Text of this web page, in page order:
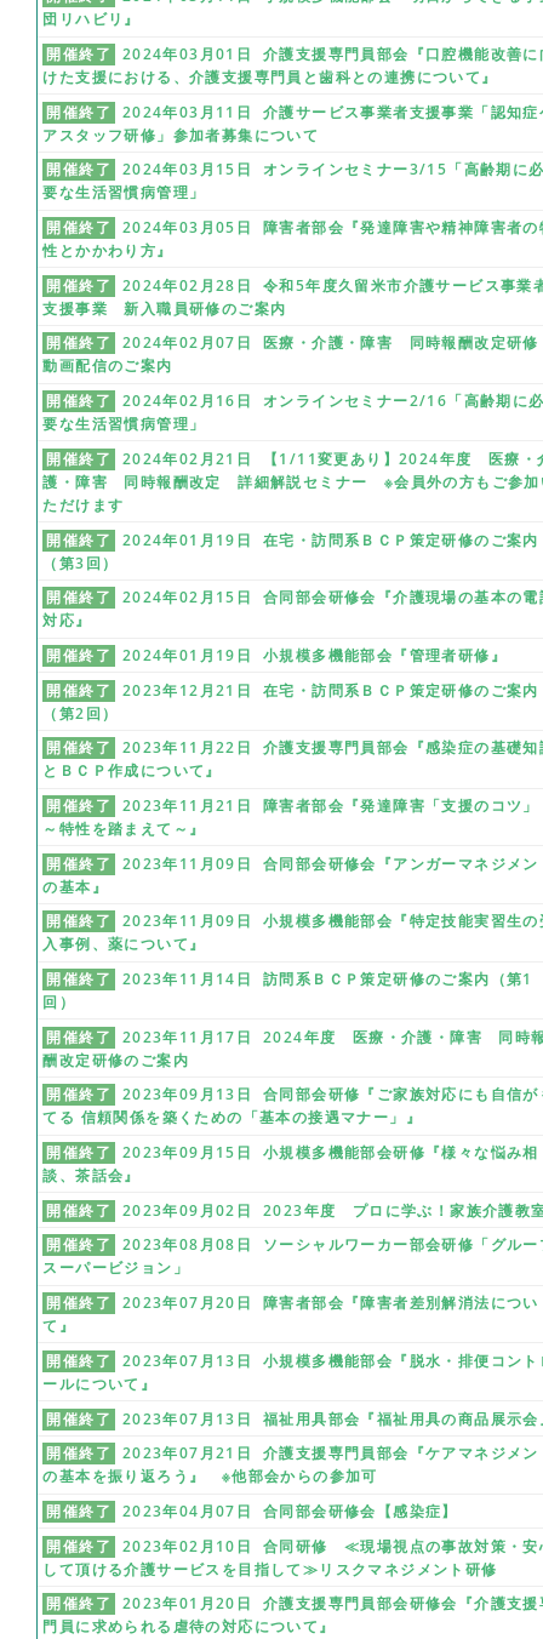
団リハビリ』
開催終了
2024年03月01日 介護支援専門員部会『口腔機能改善に
けた支援における、介護支援専門員と歯科との連携について』
開催終了
2024年03月11日 介護サービス事業者支援事業「認知症
アスタッフ研修」参加者募集について
開催終了
2024年03月15日 オンラインセミナー3/15「高齢期に
要な生活習慣病管理」
開催終了
2024年03月05日 障害者部会『発達障害や精神障害者の
性とかかわり方』
開催終了
2024年02月28日 令和5年度久留米市介護サービス事業
支援事業 新入職員研修のご案内
開催終了
2024年02月07日 医療・介護・障害 同時報酬改定研
動画配信のご案内
開催終了
2024年02月16日 オンラインセミナー2/16「高齢期に
要な生活習慣病管理」
開催終了
2024年02月21日 【1/11変更あり】2024年度 医療・
護・障害 同時報酬改定 詳細解説セミナー ※会員外の方もご参加
ただけます
開催終了
2024年01月19日 在宅・訪問系ＢＣＰ策定研修のご案内
（第3回）
開催終了
2024年02月15日 合同部会研修会『介護現場の基本の電
対応』
開催終了
2024年01月19日 小規模多機能部会『管理者研修』
開催終了
2023年12月21日 在宅・訪問系ＢＣＰ策定研修のご案内
（第2回）
開催終了
2023年11月22日 介護支援専門員部会『感染症の基礎知
とＢＣＰ作成について』
開催終了
2023年11月21日 障害者部会『発達障害「支援のコツ」
～特性を踏まえて～』
開催終了
2023年11月09日 合同部会研修会『アンガーマネジメン
の基本』
開催終了
2023年11月09日 小規模多機能部会『特定技能実習生の
入事例、薬について』
開催終了
2023年11月14日 訪問系ＢＣＰ策定研修のご案内（第1
回）
開催終了
2023年11月17日 2024年度 医療・介護・障害 同時
酬改定研修のご案内
開催終了
2023年09月13日 合同部会研修『ご家族対応にも自信が
てる 信頼関係を築くための「基本の接遇マナー」』
開催終了
2023年09月15日 小規模多機能部会研修『様々な悩み相
談、茶話会』
開催終了
2023年09月02日 2023年度 プロに学ぶ！家族介護教
開催終了
2023年08月08日 ソーシャルワーカー部会研修「グルー
スーパービジョン」
開催終了
2023年07月20日 障害者部会『障害者差別解消法につい
て』
開催終了
2023年07月13日 小規模多機能部会『脱水・排便コント
ールについて』
開催終了
2023年07月13日 福祉用具部会『福祉用具の商品展示会
開催終了
2023年07月21日 介護支援専門員部会『ケアマネジメン
の基本を振り返ろう』 ※他部会からの参加可
開催終了
2023年04月07日 合同部会研修会【感染症】
開催終了
2023年02月10日 合同研修 ≪現場視点の事故対策・安
して頂ける介護サービスを目指して≫リスクマネジメント研修
開催終了
2023年01月20日 介護支援専門員部会研修会『介護支援
門員に求められる虐待の対応について』